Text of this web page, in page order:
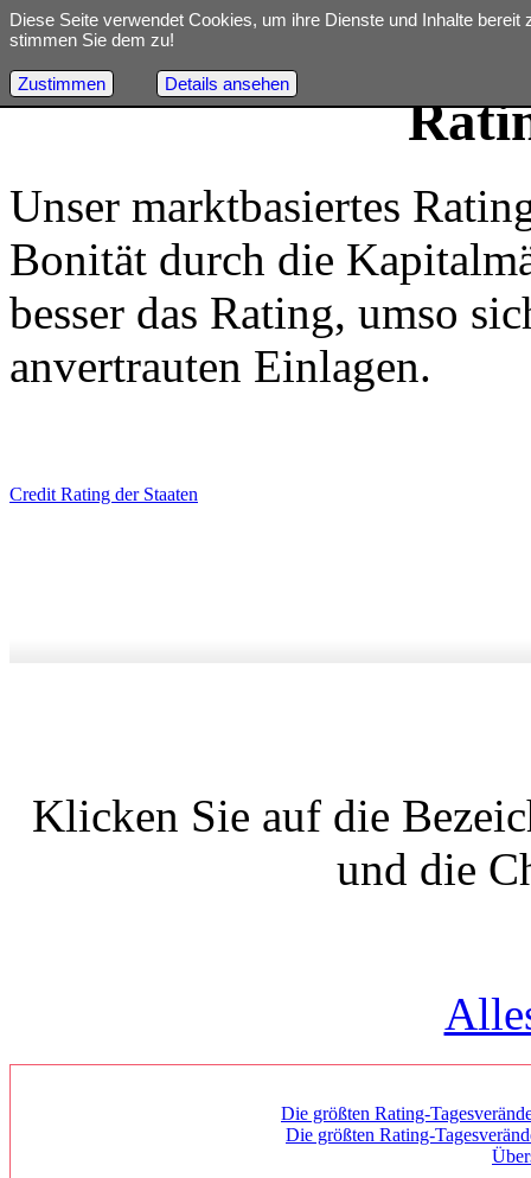
Start FAQ Datenarchiv
Unser marktbasiertes
Bonität durch die
besser das Rating, umso
anvertrauten Einlagen.
Credit Rating der Staaten
Klicken Sie auf die
und die
Die größten Rating-
Die größten Rating-
Diese Seite verwendet Cookies, um ihre Dienste und Inhalte
stimmen Sie dem zu!
Zustimmen Details ansehen